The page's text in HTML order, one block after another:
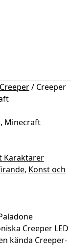
/ Creeper
Minecraft
Karaktärer
, Konst och
Creeper LED
kända Creeper-